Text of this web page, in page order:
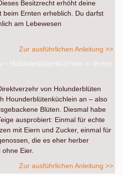
Besitzrecht erhöht deine
beim Ernten erheblich. Du darfst
am Lebewesen
Zur ausführlichen Anleitung >>
Holunderblütenküchlein in lecker
von Holunderblüten
Hounderblütenküchlein an – also
Blüten. Diesmal habe
ausprobiert: Einmal für echte
mit Eiern und Zucker, einmal für
die es eher herber
Eier.
Zur ausführlichen Anleitung >>